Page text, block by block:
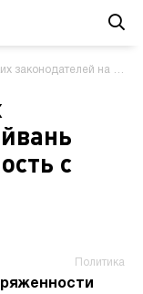
обострил напряженность с Китаем
с
Политика